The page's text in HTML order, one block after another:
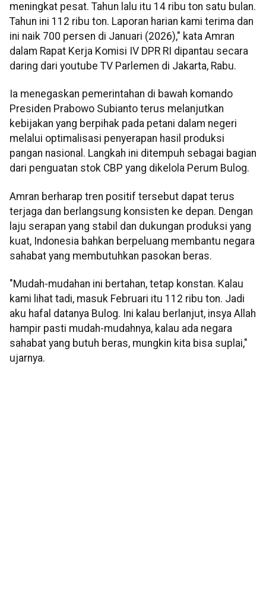
meningkat pesat. Tahun lalu itu 14 ribu ton satu bulan.
Tahun ini 112 ribu ton. Laporan harian kami terima dan
ini naik 700 persen di Januari (2026)," kata Amran
dalam Rapat Kerja Komisi IV DPR RI dipantau secara
daring dari youtube TV Parlemen di Jakarta, Rabu.
Ia menegaskan pemerintahan di bawah komando
Presiden Prabowo Subianto terus melanjutkan
kebijakan yang berpihak pada petani dalam negeri
melalui optimalisasi penyerapan hasil produksi
pangan nasional. Langkah ini ditempuh sebagai bagian
dari penguatan stok CBP yang dikelola Perum Bulog.
Amran berharap tren positif tersebut dapat terus
terjaga dan berlangsung konsisten ke depan. Dengan
laju serapan yang stabil dan dukungan produksi yang
kuat, Indonesia bahkan berpeluang membantu negara
sahabat yang membutuhkan pasokan beras.
"Mudah-mudahan ini bertahan, tetap konstan. Kalau
kami lihat tadi, masuk Februari itu 112 ribu ton. Jadi
aku hafal datanya Bulog. Ini kalau berlanjut, insya Allah
hampir pasti mudah-mudahnya, kalau ada negara
sahabat yang butuh beras, mungkin kita bisa suplai,"
ujarnya.